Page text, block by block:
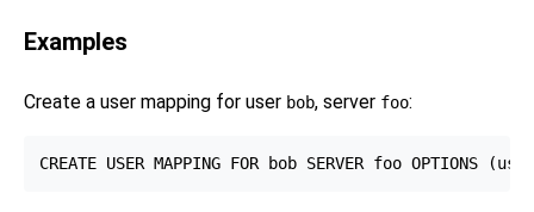
Examples
Create a user mapping for user bob, server foo: